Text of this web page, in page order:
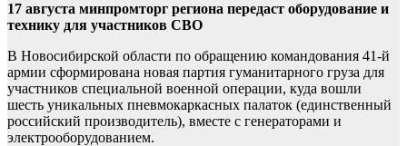
17 августа минпромторг региона передаст оборудование и
технику для участников СВО
В Новосибирской области по обращению командования 41-й
армии сформирована новая партия гуманитарного груза для
участников специальной военной операции, куда вошли
шесть уникальных пневмокаркасных палаток (единственный
российский производитель), вместе с генераторами и
электрооборудованием.